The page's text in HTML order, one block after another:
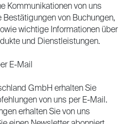
Kommunikationen von uns
von Buchungen,
wichtige Informationen über
und Dienstleistungen.
E-Mail
GmbH erhalten Sie
von uns per E-Mail.
erhalten Sie von uns